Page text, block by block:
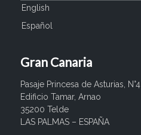
English
Español
Gran Canaria
Pasaje Princesa de Asturias, N°4
Edificio Tamar, Arnao
35200 Telde
LAS PALMAS – ESPAÑA